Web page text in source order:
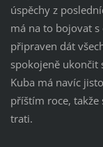
úspěchy z
má na to bojovat
připraven dát
spokojeně ukončit
Kuba má navíc
příštím roce,
trati.